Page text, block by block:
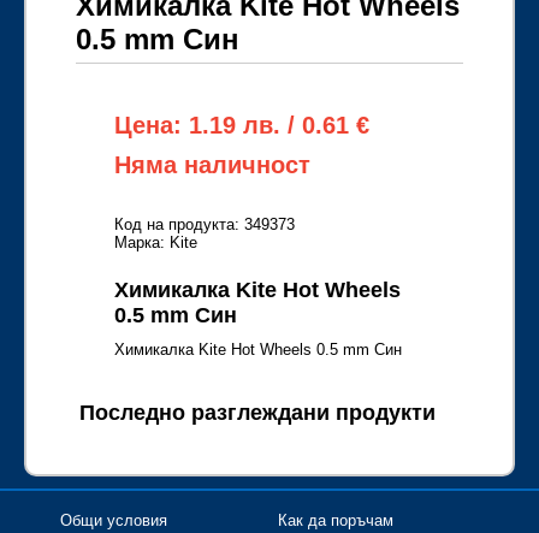
0.5 mm Син
Цена: 1.19 лв. / 0.61 €
Няма наличност
Код на продукта: 349373
Марка: Kite
Химикалка Kite Hot Wheels
0.5 mm Син
Химикалка Kite Hot Wheels 0.5 mm Син
Последно разглеждани продукти
Общи условия Как да поръчам